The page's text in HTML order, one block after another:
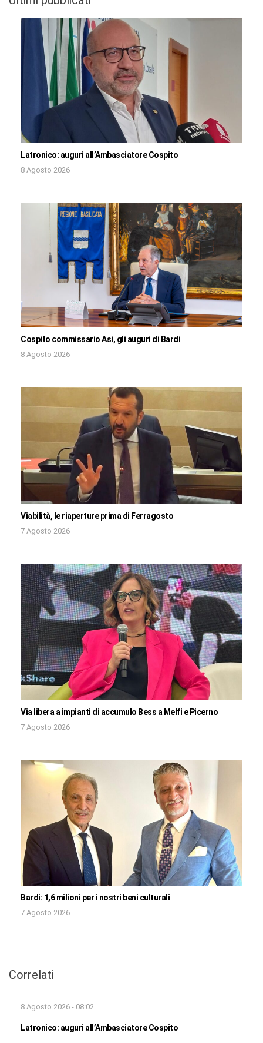
Latronico: auguri all’Ambasciatore Cospito
8 Agosto 2026
Cospito commissario Asi, gli auguri di Bardi
8 Agosto 2026
Viabilità, le riaperture prima di Ferragosto
7 Agosto 2026
Via libera a impianti di accumulo Bess a Melfi e Picerno
7 Agosto 2026
Bardi: 1,6 milioni per i nostri beni culturali
7 Agosto 2026
Correlati
8 Agosto 2026 - 08:02
Latronico: auguri all’Ambasciatore Cospito